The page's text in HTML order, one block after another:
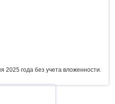
2025 года без учета вложенности.